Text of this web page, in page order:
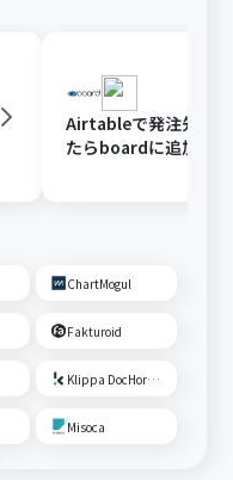
Airtableで発注先が
たらboardに追加する
ChartMogul
Fakturoid
Klippa DocHorizon
Misoca